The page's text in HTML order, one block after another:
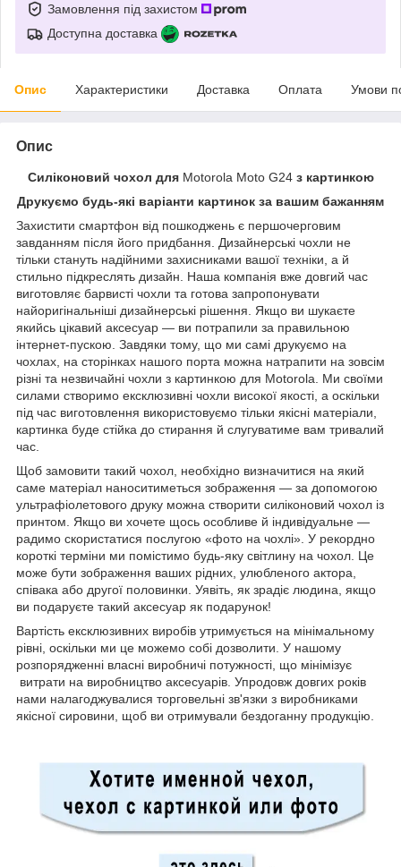
Замовлення під захистом
Доступна доставка
Опис Характеристики Доставка Оплата Умови
Опис
Силіконовий чохол для Motorola Moto G24з картинкою
Друкуємо будь-які варіанти картинок за вашим бажанням
Захистити смартфон від пошкоджень є першочерговим
завданням після його придбання. Дизайнерські чохли не
тільки стануть надійними захисниками вашої техніки, а й
стильно підкреслять дизайн. Наша компанія вже довгий час
виготовляє барвисті чохли та готова запропонувати
найоригінальніші дизайнерські рішення. Якщо ви шукаєте
якийсь цікавий аксесуар — ви потрапили за правильною
інтернет-пускою. Завдяки тому, що ми самі друкуємо на
чохлах, на сторінках нашого порта можна натрапити на зовсім
різні та незвичайні чохли з картинкою для Motorola. Ми своїми
силами створимо ексклюзивні чохли високої якості, а оскільки
під час виготовлення використовуємо тільки якісні матеріали,
картинка буде стійка до стирання й слугуватиме вам тривалий
час.
Щоб замовити такий чохол, необхідно визначитися на який
саме матеріал наноситиметься зображення — за допомогою
ультрафіолетового друку можна створити силіконовий чохол із
принтом. Якщо ви хочете щось особливе й індивідуальне —
радимо скористатися послугою «фото на чохлі». У рекордно
короткі терміни ми помістимо будь-яку світлину на чохол. Це
може бути зображення ваших рідних, улюбленого актора,
співака або другої половинки. Уявіть, як зрадіє людина, якщо
ви подаруєте такий аксесуар як подарунок!
Вартість ексклюзивних виробів утримується на мінімальному
рівні, оскільки ми це можемо собі дозволити. У нашому
розпорядженні власні виробничі потужності, що мінімізує
витрати на виробництво аксесуарів. Упродовж довгих років
нами налагоджувалися торговельні зв'язки з виробниками
якісної сировини, щоб ви отримували бездоганну продукцію.